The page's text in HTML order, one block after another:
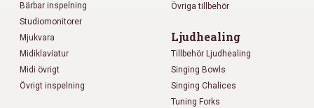
Bärbar inspelning
Studiomonitorer
Mjukvara
Midiklaviatur
Midi övrigt
Övrigt inspelning
Övriga tillbehör
Ljudhealing
Tillbehör Ljudhealing
Singing Bowls
Singing Chalices
Tuning Forks